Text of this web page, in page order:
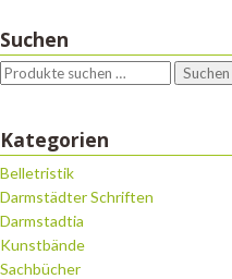
Suchen
Suchen
Kategorien
Belletristik
Darmstädter Schriften
Darmstadtia
Kunstbände
Sachbücher